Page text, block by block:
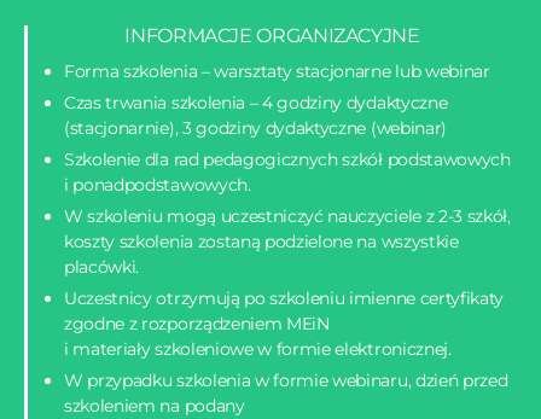
INFORMACJE ORGANIZACYJNE
Forma szkolenia – warsztaty stacjonarne lub webinar
Czas trwania szkolenia – 4 godziny dydaktyczne
(stacjonarnie), 3 godziny dydaktyczne (webinar)
Szkolenie dla rad pedagogicznych szkół podstawowych
i ponadpodstawowych.
W szkoleniu mogą uczestniczyć nauczyciele z 2-3 szkół,
koszty szkolenia zostaną podzielone na wszystkie
placówki.
Uczestnicy otrzymują po szkoleniu imienne certyfikaty
zgodne z rozporządzeniem MEiN
i materiały szkoleniowe w formie elektronicznej.
W przypadku szkolenia w formie webinaru, dzień przed
szkoleniem na podany